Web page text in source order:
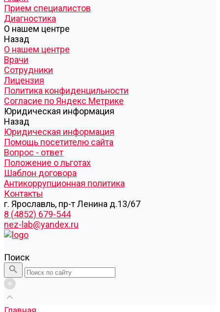
Прием специалистов
Диагностика
О нашем центре
Назад
О нашем центре
Врачи
Сотрудники
Лицензия
Политика конфиденцильности
Согласие по Яндекс Метрике
Юридическая информация
Назад
Юридическая информация
Помощь посетителю сайта
Вопрос - ответ
Положение о льготах
Шаблон договора
Антикоррупционная политика
Контакты
г. Ярославль, пр-т Ленина д.13/67
8 (4852) 679-544
nez-lab@yandex.ru
Поиск